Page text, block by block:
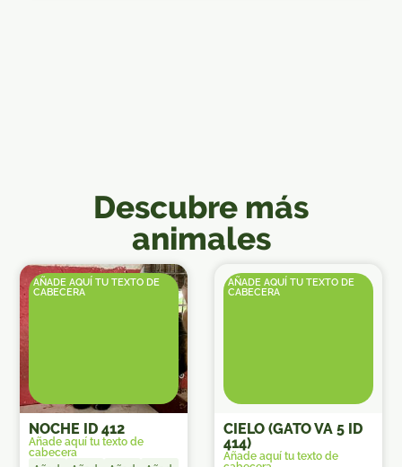
Descubre más
animales
AÑADE AQUÍ TU TEXTO DE
CABECERA
NOCHE ID 412
Añade aquí tu texto de
cabecera
AÑADE AQUÍ TU TEXTO DE
CABECERA
CIELO (GATO VA 5 ID
414)
Añade aquí tu texto de